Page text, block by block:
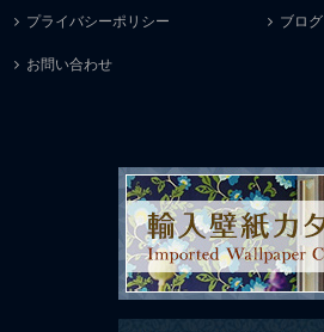
プライバシーポリシー ブログ
お問い合わせ